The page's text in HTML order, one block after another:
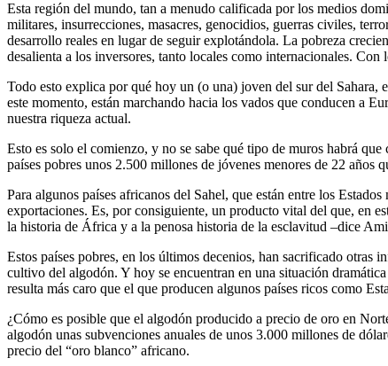
Esta región del mundo, tan a menudo calificada por los medios
militares, insurrecciones, masacres, genocidios, guerras civiles,
desarrollo reales en lugar de seguir explotándola. La pobreza
desalienta a los inversores, tanto locales como internacionales.
Todo esto explica por qué hoy un (o una) joven del sur del Sahara,
este momento, están marchando hacia los vados que conducen a
nuestra riqueza actual.
Esto es solo el comienzo, y no se sabe qué tipo de muros habrá
países pobres unos 2.500 millones de jóvenes menores de 22 años
Para algunos países africanos del Sahel, que están entre los
exportaciones. Es, por consiguiente, un producto vital del que, en
la historia de África y a la penosa historia de la esclavitud –dice
Estos países pobres, en los últimos decenios, han sacrificado otras
cultivo del algodón. Y hoy se encuentran en una situación
resulta más caro que el que producen algunos países ricos como
¿Cómo es posible que el algodón producido a precio de oro en
algodón unas subvenciones anuales de unos 3.000 millones de
precio del “oro blanco” africano.